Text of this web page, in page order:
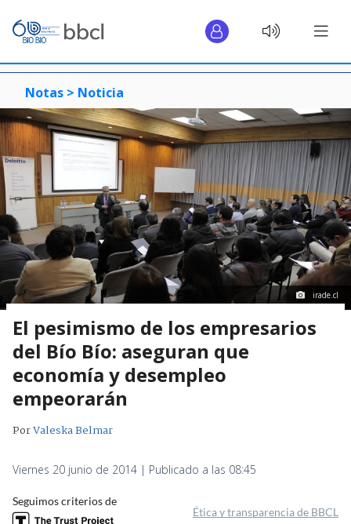
Notas > Noticia
irade.cl
El pesimismo de los empresarios
del Bío Bío: aseguran que
economía y desempleo
empeorarán
PorValeska Belmar
Viernes 20 junio de 2014 | Publicado a las 08:45
Seguimos criterios de
Ética y transparencia de BBCL